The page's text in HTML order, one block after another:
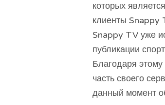
которых
клиенты Snappy
Snappy TV уже
публикации
Благодаря
часть своего
данный момент